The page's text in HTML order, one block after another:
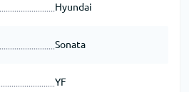
Hyundai
Sonata
YF